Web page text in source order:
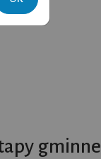
gminne